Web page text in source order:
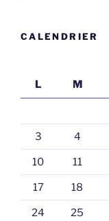
CALENDRIER
L
M
3 4
10 11
17 18
24 25